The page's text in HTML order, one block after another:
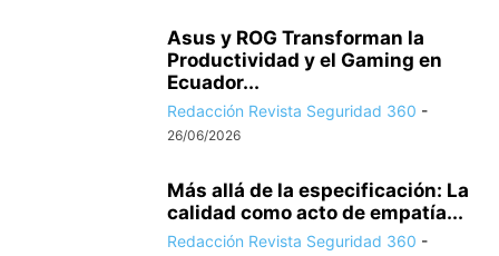
Asus y ROG Transforman la
Productividad y el Gaming en
Ecuador...
Redacción Revista Seguridad 360 -
26/06/2026
Más allá de la especificación: La
calidad como acto de empatía...
Redacción Revista Seguridad 360 -